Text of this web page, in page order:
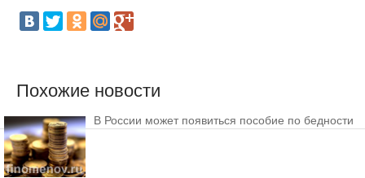
Похожие новости
В России может появиться пособие по бедности